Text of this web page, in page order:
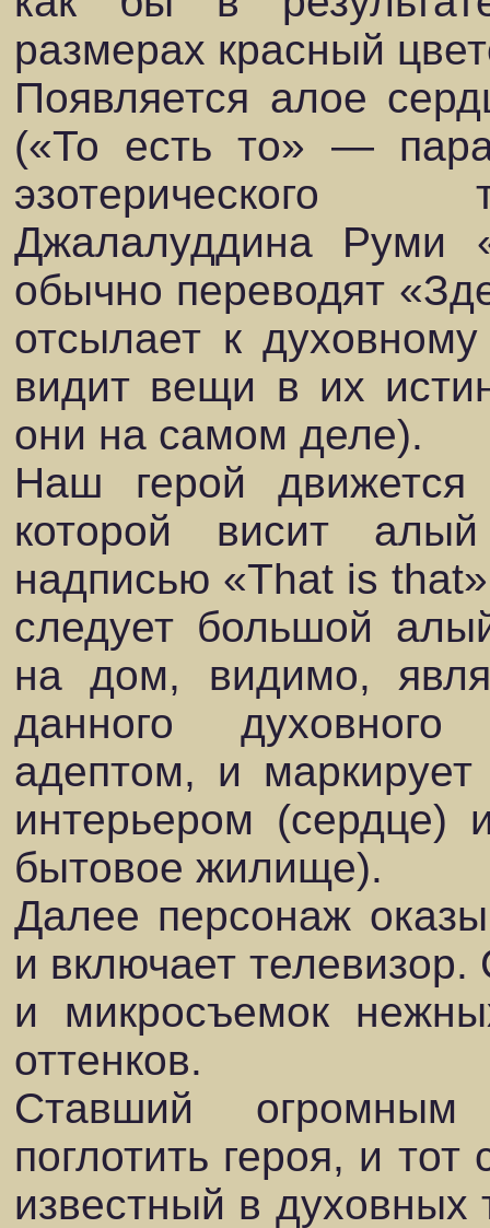
размерах красный
Появляется алое
(«То есть то» —
эзотерического
Джалалуддина Руми
обычно переводят
отсылает к
видит вещи в их
они на самом деле).
Наш герой
которой висит
надписью «That is
следует большой
на дом, видимо,
данного духовного
адептом, и
интерьером (сердце)
бытовое жилище).
Далее персонаж
и включает
и микросъемок
оттенков.
Ставший
поглотить героя, и
известный в духовных